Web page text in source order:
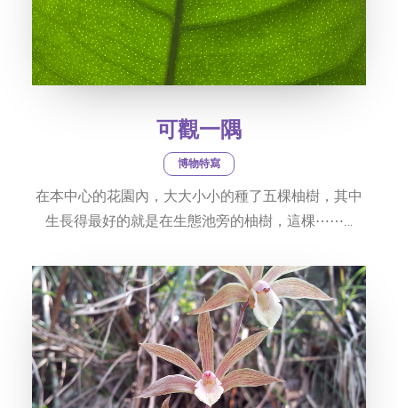
可觀一隅
博物特寫
在本中心的花園內，大大小小的種了五棵柚樹，其中
生長得最好的就是在生態池旁的柚樹，這棵⋯⋯…